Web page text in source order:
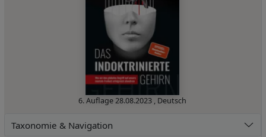
6. Auflage28.08.2023 , Deutsch
Taxonomie & Navigation